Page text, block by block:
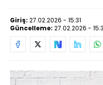
Giriş: 27.02.2026 - 15:31
Güncelleme: 27.02.2026 -